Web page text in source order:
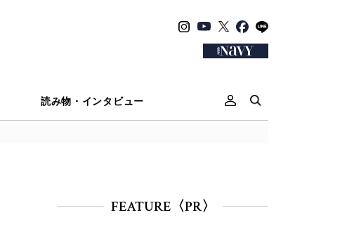
読み物・インタビュー
FEATURE〈PR〉